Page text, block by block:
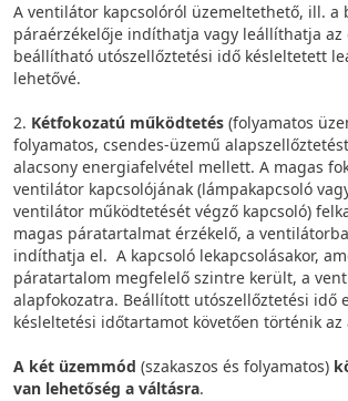
A ventilátor kapcsolóról üzemeltethető, ill. a
páraérzékelője indíthatja vagy leállíthatja az
beállítható utószellőztetési idő késleltetett
lehetővé.
2. Kétfokozatú működtetés (folyamatos
folyamatos, csendes-üzemű
alacsony energiafelvétel mellett. A magas
ventilátor kapcsolójának (lámpakapcsoló
ventilátor működtetését végző kapcsoló)
magas páratartalmat érzékelő, a
indíthatja el. A kapcsoló lekapcsolásakor,
páratartalom megfelelő szintre került, a
alapfokozatra. Beállított utószellőztetési idő
késleltetési időtartamot követően történik az
A két üzemmód (szakaszos és folyamatos)
van lehetőség a váltásra.